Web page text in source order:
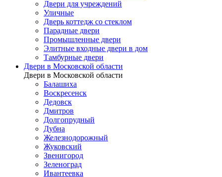
Двери для учреждений
Уличные
Дверь коттедж со стеклом
Парадные двери
Промышленные двери
Элитные входные двери в дом
Тамбурные двери
Двери в Московской области
Двери в Московской области
Балашиха
Воскресенск
Дедовск
Дмитров
Долгопрудный
Дубна
Железнодорожный
Жуковский
Звенигород
Зеленоград
Ивантеевка